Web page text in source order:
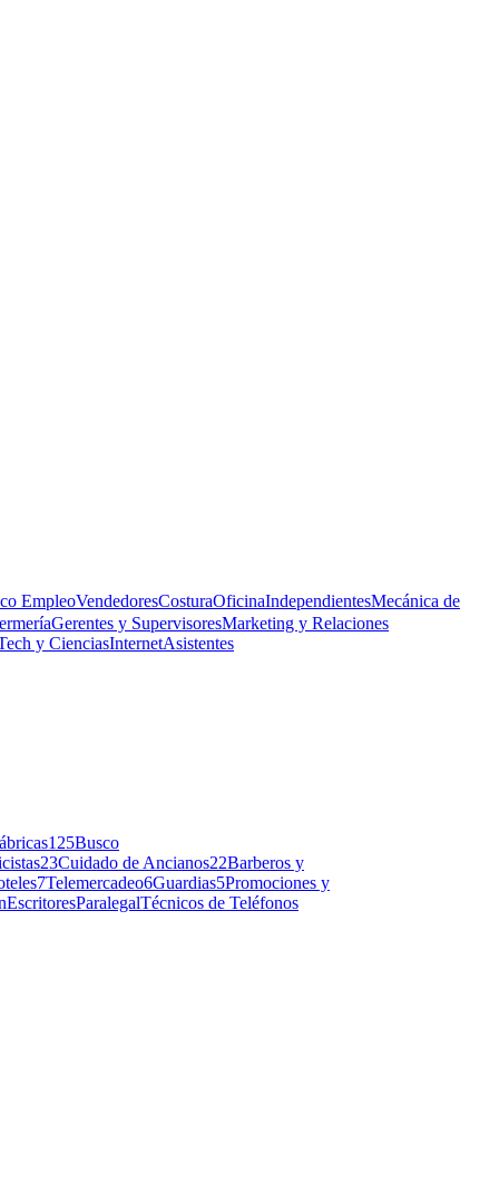
EmpleoVendedoresCosturaOficinaIndependientesMecánica de
Gerentes y SupervisoresMarketing y Relaciones
y CienciasInternetAsistentes
125Busco
23Cuidado de Ancianos22Barberos y
7Telemercadeo6Guardias5Promociones y
EscritoresParalegalTécnicos de Teléfonos